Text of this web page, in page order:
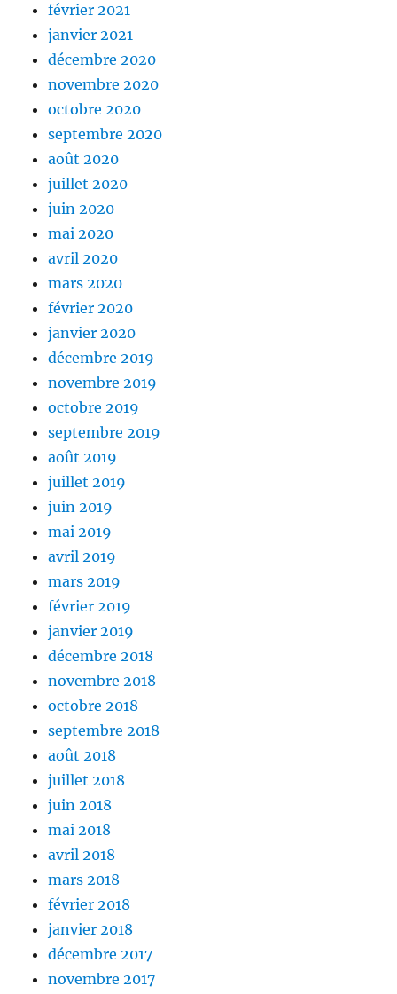
février 2021
janvier 2021
décembre 2020
novembre 2020
octobre 2020
septembre 2020
août 2020
juillet 2020
juin 2020
mai 2020
avril 2020
mars 2020
février 2020
janvier 2020
décembre 2019
novembre 2019
octobre 2019
septembre 2019
août 2019
juillet 2019
juin 2019
mai 2019
avril 2019
mars 2019
février 2019
janvier 2019
décembre 2018
novembre 2018
octobre 2018
septembre 2018
août 2018
juillet 2018
juin 2018
mai 2018
avril 2018
mars 2018
février 2018
janvier 2018
décembre 2017
novembre 2017